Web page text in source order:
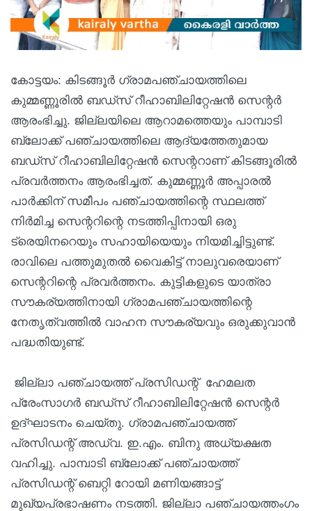
കോട്ടയം: കിടങ്ങൂർ ഗ്രാമപഞ്ചായത്തിലെ
കുമ്മണ്ണൂരിൽ ബഡ്‌സ് റീഹാബിലിറ്റേഷൻ സെന്റർ
ആരംഭിച്ചു. ജില്ലയിലെ ആറാമത്തെയും പാമ്പാടി
ബ്ലോക്ക് പഞ്ചായത്തിലെ ആദ്യത്തേതുമായ
ബഡ്‌സ് റീഹാബിലിറ്റേഷൻ സെന്ററാണ് കിടങ്ങൂരിൽ
പ്രവർത്തനം ആരംഭിച്ചത്. കുമ്മണ്ണൂർ അപ്പാരൽ
പാർക്കിന് സമീപം പഞ്ചായത്തിന്റെ സ്ഥലത്ത്
നിർമിച്ച സെന്ററിന്റെ നടത്തിപ്പിനായി ഒരു
ട്രെയിനറെയും സഹായിയെയും നിയമിച്ചിട്ടുണ്ട്.
രാവിലെ പത്തുമുതൽ വൈകിട്ട് നാലുവരെയാണ്
സെന്ററിന്റെ പ്രവർത്തനം. കുട്ടികളുടെ യാത്രാ
സൗകര്യത്തിനായി ഗ്രാമപഞ്ചായത്തിന്റെ
നേതൃത്വത്തിൽ വാഹന സൗകര്യവും ഒരുക്കുവാൻ
പദ്ധതിയുണ്ട്.
ജില്ലാ പഞ്ചായത്ത് പ്രസിഡന്റ് ഹേമലത
പ്രേംസാഗർ ബഡ്‌സ് റീഹാബിലിറ്റേഷൻ സെന്റർ
ഉദ്ഘാടനം ചെയ്തു. ഗ്രാമപഞ്ചായത്ത്
പ്രസിഡന്റ് അഡ്വ. ഇ.എം. ബിനു അധ്യക്ഷത
വഹിച്ചു. പാമ്പാടി ബ്ലോക്ക് പഞ്ചായത്ത്
പ്രസിഡന്റ് ബെറ്റി റോയി മണിയങ്ങാട്ട്
മുഖ്യപ്രഭാഷണം നടത്തി. ജില്ലാ പഞ്ചായത്തംഗം